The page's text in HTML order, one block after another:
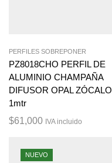
PERFILES SOBREPONER
PZ8018CHO PERFIL DE
ALUMINIO CHAMPAÑA
DIFUSOR OPAL ZÓCALO
1mtr
$61,000 IVA incluido
NUEVO